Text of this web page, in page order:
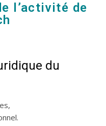
l’activité de
du